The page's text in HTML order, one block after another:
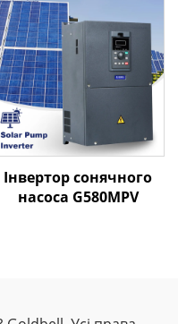
Інвертор сонячного
насоса G580MPV